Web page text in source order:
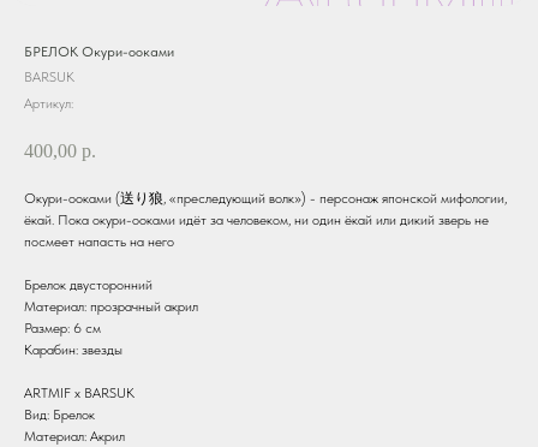
БРЕЛОК Окури-ооками
BARSUK
Артикул:
400,00 р.
Окури-ооками (送り狼, «преследующий волк») - персонаж японской мифологии,
ёкай. Пока окури-ооками идёт за человеком, ни один ёкай или дикий зверь не
посмеет напасть на него
Брелок двусторонний
Материал: прозрачный акрил
Размер: 6 см
Карабин: звезды
ARTMIF х BARSUK
Вид: Брелок
Материал: Акрил